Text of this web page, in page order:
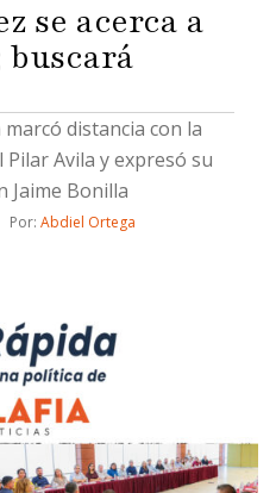
se acerca a
distancia con la
Avila y expresó su
Jaime Bonilla
Por: Abdiel Ortega